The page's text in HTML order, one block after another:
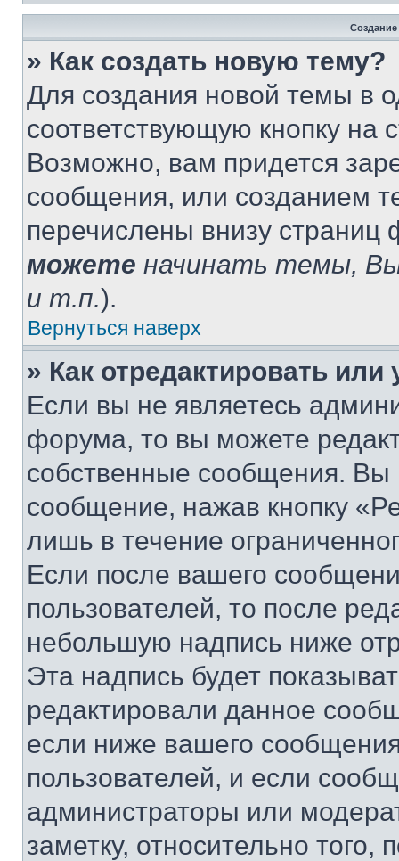
» Как создать новую тему?
Для создания новой темы в
соответствующую кнопку
Возможно, вам придется
сообщения, или созданием
перечислены внизу
можете начинать темы,
и т.п.).
Вернуться наверх
» Как отредактировать
Если вы не являетесь
форума, то вы можете
собственные сообщения. Вы
сообщение, нажав кнопку
лишь в течение
Если после вашего
пользователей, то после
небольшую надпись ниже
Эта надпись будет
редактировали данное
если ниже вашего
пользователей, и если
администраторы или
заметку, относительно